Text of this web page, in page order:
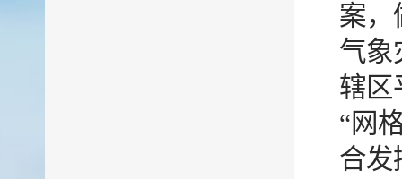
案，
气象
辖区
“网
合发